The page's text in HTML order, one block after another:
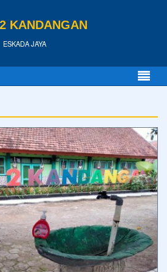
KANDANGAN
ESKADA JAYA